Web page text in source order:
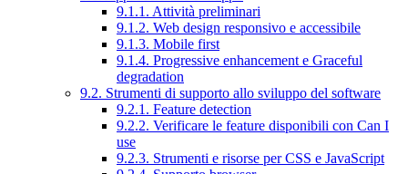
9.1.1. Attività preliminari
9.1.2. Web design responsivo e accessibile
9.1.3. Mobile first
9.1.4. Progressive enhancement e Graceful
degradation
9.2. Strumenti di supporto allo sviluppo del software
9.2.1. Feature detection
9.2.2. Verificare le feature disponibili con Can I
use
9.2.3. Strumenti e risorse per CSS e JavaScript